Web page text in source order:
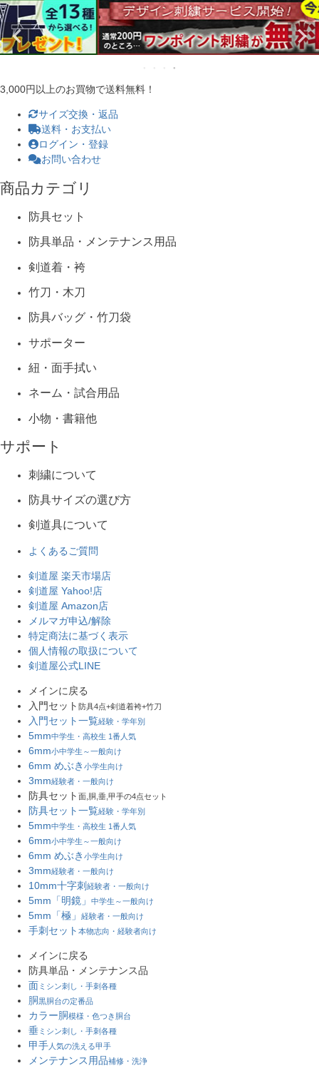
3,000円以上のお買物で送料無料！
サイズ交換・返品
送料・お支払い
ログイン・登録
お問い合わせ
商品カテゴリ
防具セット
防具単品・メンテナンス用品
剣道着・袴
竹刀・木刀
防具バッグ・竹刀袋
サポーター
紐・面手拭い
ネーム・試合用品
小物・書籍他
サポート
刺繍について
防具サイズの選び方
剣道具について
よくあるご質問
剣道屋 楽天市場店
剣道屋 Yahoo!店
剣道屋 Amazon店
メルマガ申込/解除
特定商法に基づく表示
個人情報の取扱について
剣道屋公式LINE
メインに戻る
入門セット 防具4点+剣道着袴+竹刀
入門セット一覧経験・学年別
5mm中学生・高校生 1番人気
6mm小中学生～一般向け
6mm めぶき 小学生向け
3mm経験者・一般向け
防具セット 面,胴,垂,甲手の4点セット
防具セット一覧経験・学年別
5mm中学生・高校生 1番人気
6mm小中学生～一般向け
6mm めぶき 小学生向け
3mm経験者・一般向け
10mm十字刺 経験者・一般向け
5mm「明鏡」 中学生～一般向け
5mm「極」 経験者・一般向け
手刺セット 本物志向・経験者向け
メインに戻る
防具単品・メンテナンス品
面 ミシン刺し・手刺各種
胴黒胴台の定番品
カラー胴模様・色つき胴台
垂 ミシン刺し・手刺各種
甲手 人気の洗える甲手
メンテナンス用品補修・洗浄